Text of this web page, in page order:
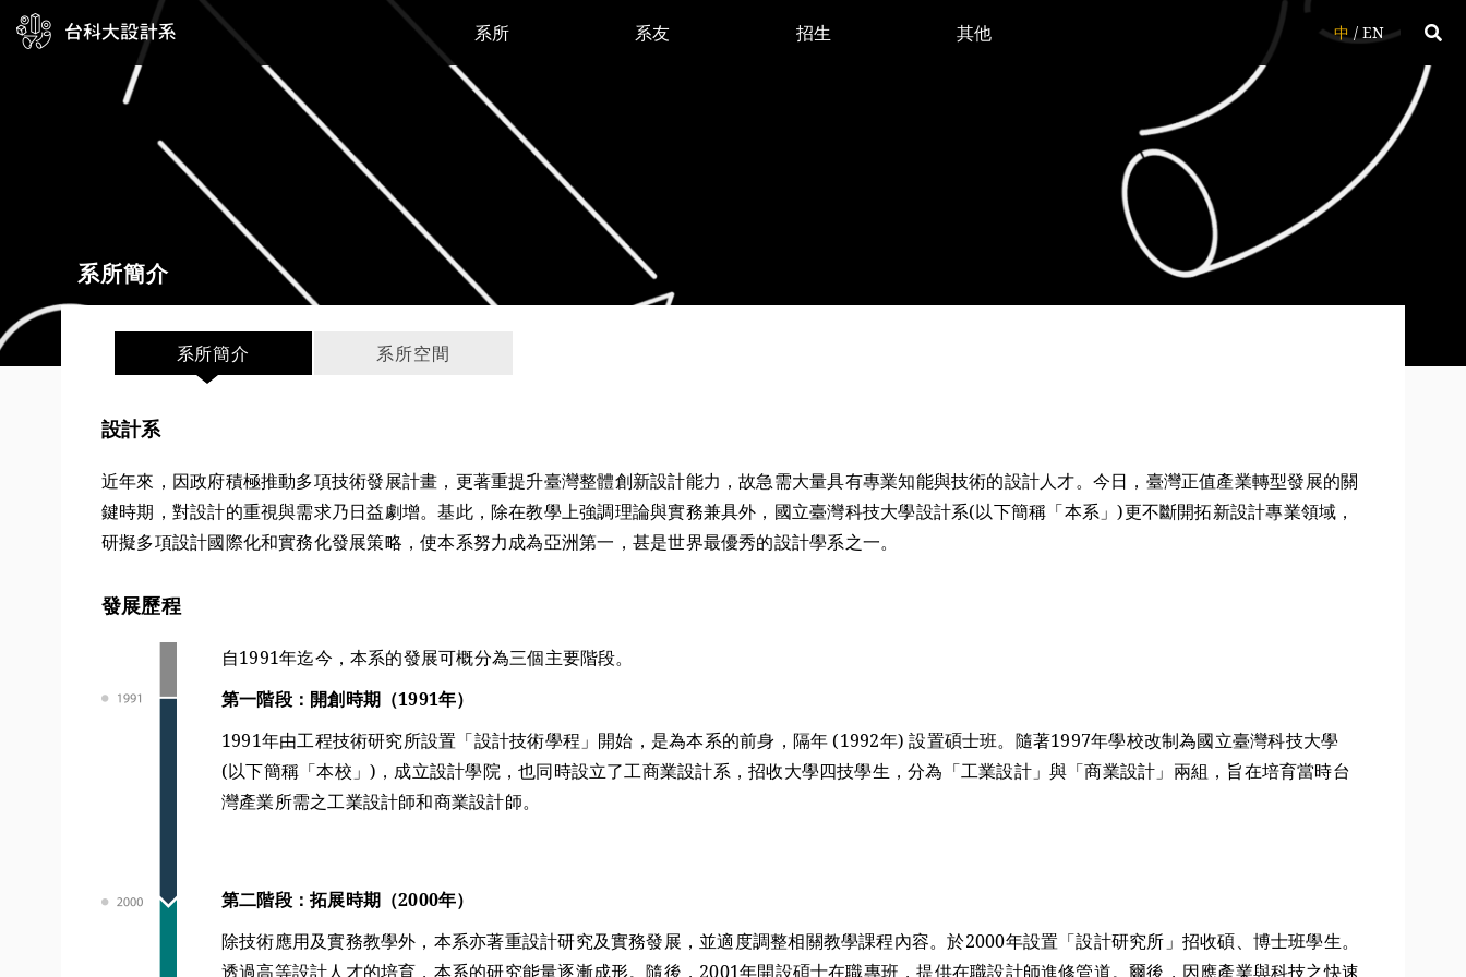
系所 系友 招生 其他 中 / EN
系所簡介
系所簡介 系所空間
設計系
近年來，因政府積極推動多項技術發展計畫，更著重提升臺灣整體創新設計能力，故急需大量具有專業知能與技術的設計人才。今日，臺灣正值產業轉型發展的關
鍵時期，對設計的重視與需求乃日益劇增。基此，除在教學上強調理論與實務兼具外，國立臺灣科技大學設計系(以下簡稱「本系」)更不斷開拓新設計專業領域，
研擬多項設計國際化和實務化發展策略，使本系努力成為亞洲第一，甚是世界最優秀的設計學系之一。
發展歷程
自1991年迄今，本系的發展可概分為三個主要階段。
第一階段：開創時期（1991年）
1991年由工程技術研究所設置「設計技術學程」開始，是為本系的前身，隔年 (1992年) 設置碩士班。隨著1997年學校改制為國立臺灣科技大學
(以下簡稱「本校」)，成立設計學院，也同時設立了工商業設計系，招收大學四技學生，分為「工業設計」與「商業設計」兩組，旨在培育當時台
灣產業所需之工業設計師和商業設計師。
第二階段：拓展時期（2000年）
除技術應用及實務教學外，本系亦著重設計研究及實務發展，並適度調整相關教學課程內容。於2000年設置「設計研究所」招收碩、博士班學生。
透過高等設計人才的培育，本系的研究能量逐漸成形。隨後，2001年開設碩士在職專班，提供在職設計師進修管道。爾後，因應產業與科技之快速